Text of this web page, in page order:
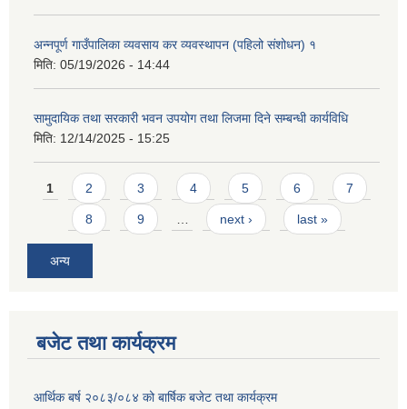
अन्नपूर्ण गाउँपालिका व्यवसाय कर व्यवस्थापन (पहिलो संशोधन) १
मिति: 05/19/2026 - 14:44
सामुदायिक तथा सरकारी भवन उपयोग तथा लिजमा दिने सम्बन्धी कार्यविधि
मिति: 12/14/2025 - 15:25
Pages
1 2 3 4 5 6 7
8 9 next › last »
अन्य
बजेट तथा कार्यक्रम
आर्थिक बर्ष २०८३/०८४ को बार्षिक बजेट तथा कार्यक्रम